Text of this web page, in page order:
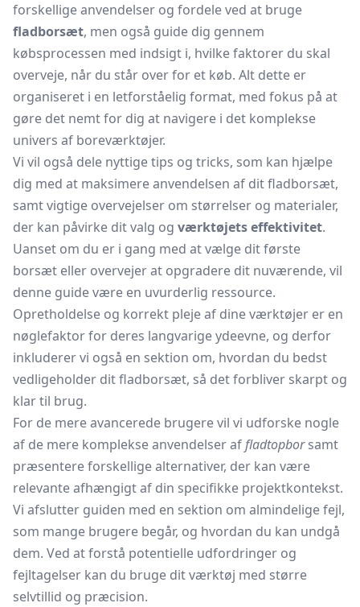
forskellige anvendelser og fordele ved at bruge
fladborsæt, men også guide dig gennem
købsprocessen med indsigt i, hvilke faktorer du skal
overveje, når du står over for et køb. Alt dette er
organiseret i en letforståelig format, med fokus på at
gøre det nemt for dig at navigere i det komplekse
univers af boreværktøjer.
Vi vil også dele nyttige tips og tricks, som kan hjælpe
dig med at maksimere anvendelsen af dit fladborsæt,
samt vigtige overvejelser om størrelser og materialer,
der kan påvirke dit valg og værktøjets effektivitet.
Uanset om du er i gang med at vælge dit første
borsæt eller overvejer at opgradere dit nuværende, vil
denne guide være en uvurderlig ressource.
Opretholdelse og korrekt pleje af dine værktøjer er en
nøglefaktor for deres langvarige ydeevne, og derfor
inkluderer vi også en sektion om, hvordan du bedst
vedligeholder dit fladborsæt, så det forbliver skarpt og
klar til brug.
For de mere avancerede brugere vil vi udforske nogle
af de mere komplekse anvendelser affladtopborsamt
præsentere forskellige alternativer, der kan være
relevante afhængigt af din specifikke projektkontekst.
Vi afslutter guiden med en sektion om almindelige fejl,
som mange brugere begår, og hvordan du kan undgå
dem. Ved at forstå potentielle udfordringer og
fejltagelser kan du bruge dit værktøj med større
selvtillid og præcision.